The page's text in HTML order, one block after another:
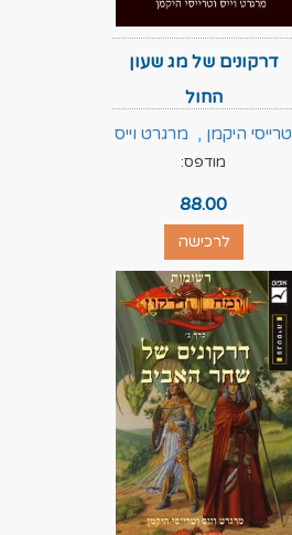
דרקונים של מג שעון
החול
טרייסי היקמן , מרגרט וייס
מודפס:
88.00
לרכישה